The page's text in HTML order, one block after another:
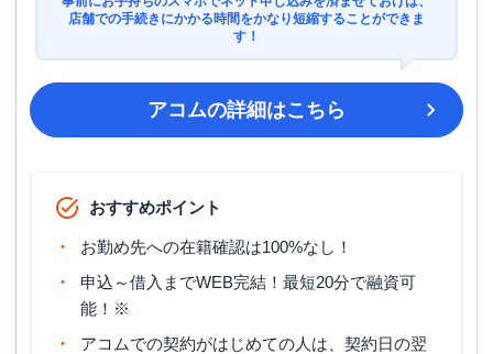
店舗での手続きにかかる時間をかなり短縮することができま
す！
アコムの詳細はこちら
おすすめポイント
お勤め先への在籍確認は100%なし！
申込～借入までWEB完結！最短20分で融資可
能！※
アコムでの契約がはじめての人は、契約日の翌